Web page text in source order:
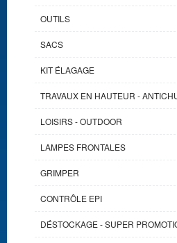
OUTILS
SACS
KIT ÉLAGAGE
TRAVAUX EN HAUTEUR -
LOISIRS - OUTDOOR
LAMPES FRONTALES
GRIMPER
CONTRÔLE EPI
DÉSTOCKAGE - SUPER